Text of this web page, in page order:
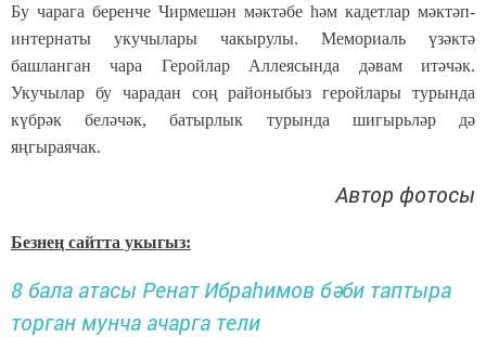
Бу чарага беренче Чирмешән мәктәбе һәм кадетлар мәктәп-
интернаты укучылары чакырулы. Мемориаль үзәктә
башланган чара Геройлар Аллеясында дәвам итәчәк.
Укучылар бу чарадан соң районыбыз геройлары турында
күбрәк беләчәк, батырлык турында шигырьләр дә
яңгыраячак.
Автор фотосы
Безнең сайтта укыгыз:
8 бала атасы Ренат Ибраһимов бәби таптыра
торган мунча ачарга тели